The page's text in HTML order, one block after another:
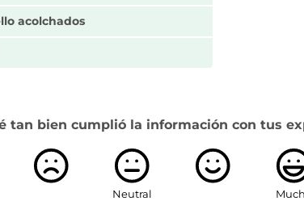
acolchados
tan bien cumplió la información con tus
Neutral